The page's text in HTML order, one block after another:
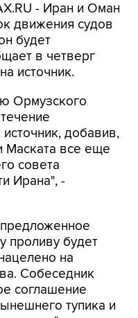
- Иран и Оман
движения судов
будет
в четверг
источник.
Ормузского
добавив,
Маската все еще
совета
Ирана", -
проливу будет
на
Собеседник
соглашение
тупика и